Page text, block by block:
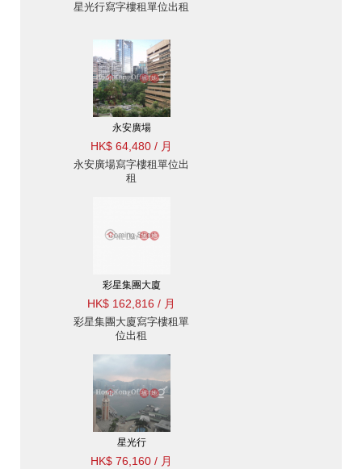
星光行寫字樓租單位出租
永安廣場
HK$ 64,480 / 月
永安廣場寫字樓租單位出
租
彩星集團大廈
HK$ 162,816 / 月
彩星集團大廈寫字樓租單
位出租
星光行
HK$ 76,160 / 月